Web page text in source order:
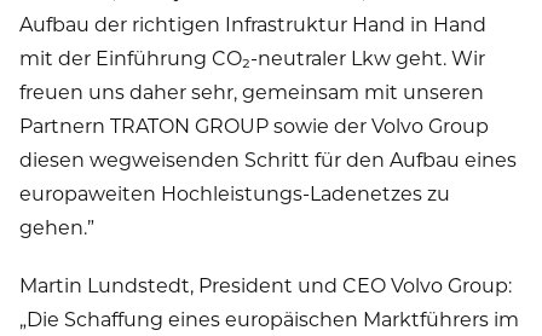
Aufbau der richtigen Infrastruktur Hand in Hand
mit der Einführung CO₂-neutraler Lkw geht. Wir
freuen uns daher sehr, gemeinsam mit unseren
Partnern TRATON GROUP sowie der Volvo Group
diesen wegweisenden Schritt für den Aufbau eines
europaweiten Hochleistungs-Ladenetzes zu
gehen.”
Martin Lundstedt, President und CEO Volvo Group:
„Die Schaffung eines europäischen Marktführers im